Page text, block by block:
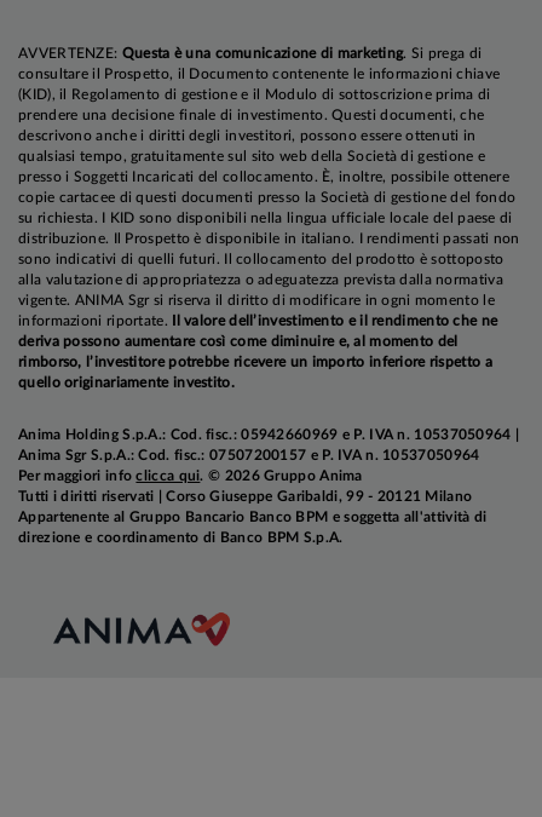
AVVERTENZE: Questa è una comunicazione di marketing. Si prega di
consultare il Prospetto, il Documento contenente le informazioni chiave
(KID), il Regolamento di gestione e il Modulo di sottoscrizione prima di
prendere una decisione finale di investimento. Questi documenti, che
descrivono anche i diritti degli investitori, possono essere ottenuti in
qualsiasi tempo, gratuitamente sul sito web della Società di gestione e
presso i Soggetti Incaricati del collocamento. È, inoltre, possibile ottenere
copie cartacee di questi documenti presso la Società di gestione del fondo
su richiesta. I KID sono disponibili nella lingua ufficiale locale del paese di
distribuzione. Il Prospetto è disponibile in italiano. I rendimenti passati non
sono indicativi di quelli futuri. Il collocamento del prodotto è sottoposto
alla valutazione di appropriatezza o adeguatezza prevista dalla normativa
vigente. ANIMA Sgr si riserva il diritto di modificare in ogni momento le
informazioni riportate.
Il valore dell’investimento e il rendimento che ne
deriva possono aumentare così come diminuire e, al momento del
rimborso, l’investitore potrebbe ricevere un importo inferiore rispetto a
quello originariamente investito.
Anima Holding S.p.A.: Cod. fisc.: 05942660969 e P. IVA n. 10537050964 |
Anima Sgr S.p.A.: Cod. fisc.: 07507200157 e P. IVA n. 10537050964
Per maggiori infoclicca qui. © 2026 Gruppo Anima
Tutti i diritti riservati | Corso Giuseppe Garibaldi, 99 - 20121 Milano
Appartenente al Gruppo Bancario Banco BPM e soggetta all'attività di
direzione e coordinamento di Banco BPM S.p.A.